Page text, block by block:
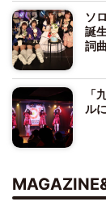
ソ
誕
詞
「
ル